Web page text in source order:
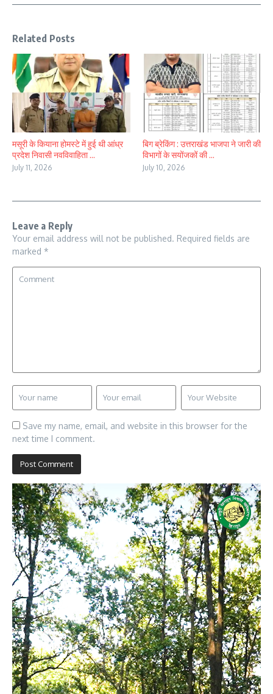
Related Posts
मसूरी के कियाना होमस्टे में हुई थी आंध्र
प्रदेश निवासी नवविवाहिता ...
July 11, 2026
बिग ब्रेकिंग : उत्तराखंड भाजपा ने जारी की
विभागों के सयोंजकों की ...
July 10, 2026
Leave a Reply
Your email address will not be published. Required fields are
marked *
Save my name, email, and website in this browser for the
next time I comment.